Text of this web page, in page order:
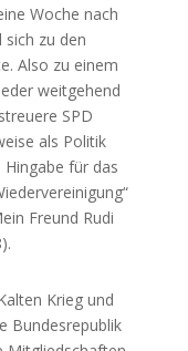
Woche nach
zu den
Also zu einem
weitgehend
SPD
als Politik
für das
Freund Rudi
Krieg und
Bundesrepublik